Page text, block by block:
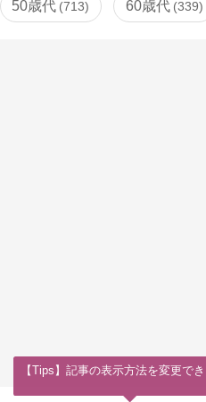
50歳代 713 60歳代 339
【Tips】記事の表示方法を変更でき